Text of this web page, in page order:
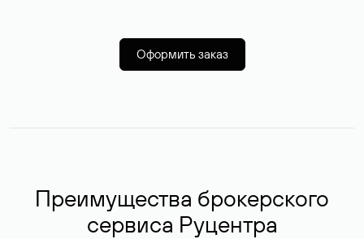
Оформить заказ
Преимущества брокерского
сервиса Руцентра